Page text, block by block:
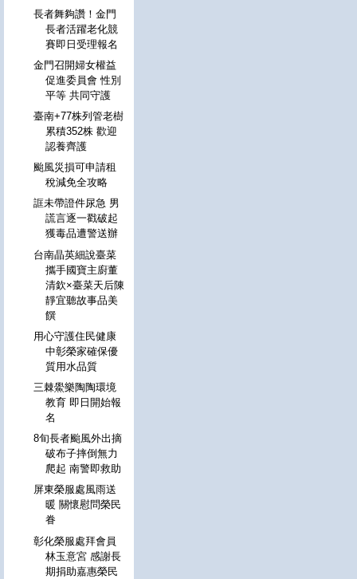
長者舞夠讚！金門
長者活躍老化競
賽即日受理報名
金門召開婦女權益
促進委員會 性別
平等 共同守護
臺南+77株列管老樹
累積352株 歡迎
認養齊護
颱風災損可申請租
稅減免全攻略
誆未帶證件尿急 男
謊言逐一戳破起
獲毒品遭警送辦
台南晶英細說臺菜
攜手國寶主廚董
清欽×臺菜天后陳
靜宜聽故事品美
饌
用心守護住民健康
中彰榮家確保優
質用水品質
三棘鱟樂陶陶環境
教育 即日開始報
名
8旬長者颱風外出摘
破布子摔倒無力
爬起 南警即救助
屏東榮服處風雨送
暖 關懷慰問榮民
眷
彰化榮服處拜會員
林玉意宮 感謝長
期捐助嘉惠榮民